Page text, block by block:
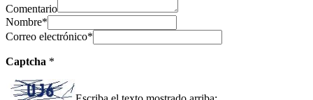
Comentario
Nombre*
Correo electrónico*
Captcha *